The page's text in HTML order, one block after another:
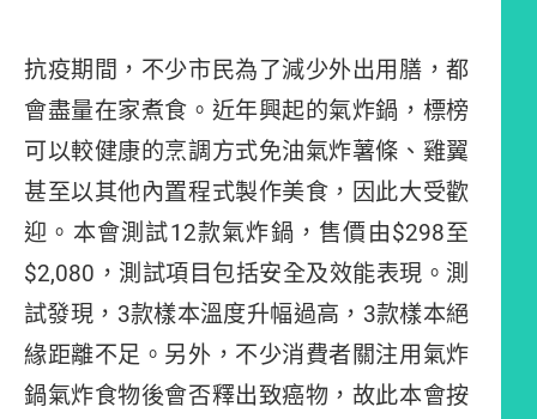
抗疫期間，不少市民為了減少外出用膳，都
會盡量在家煮食。近年興起的氣炸鍋，標榜
可以較健康的烹調方式免油氣炸薯條、雞翼
甚至以其他內置程式製作美食，因此大受歡
迎。本會測試12款氣炸鍋，售價由$298至
$2,080，測試項目包括安全及效能表現。測
試發現，3款樣本溫度升幅過高，3款樣本絕
緣距離不足。另外，不少消費者關注用氣炸
鍋氣炸食物後會否釋出致癌物，故此本會按